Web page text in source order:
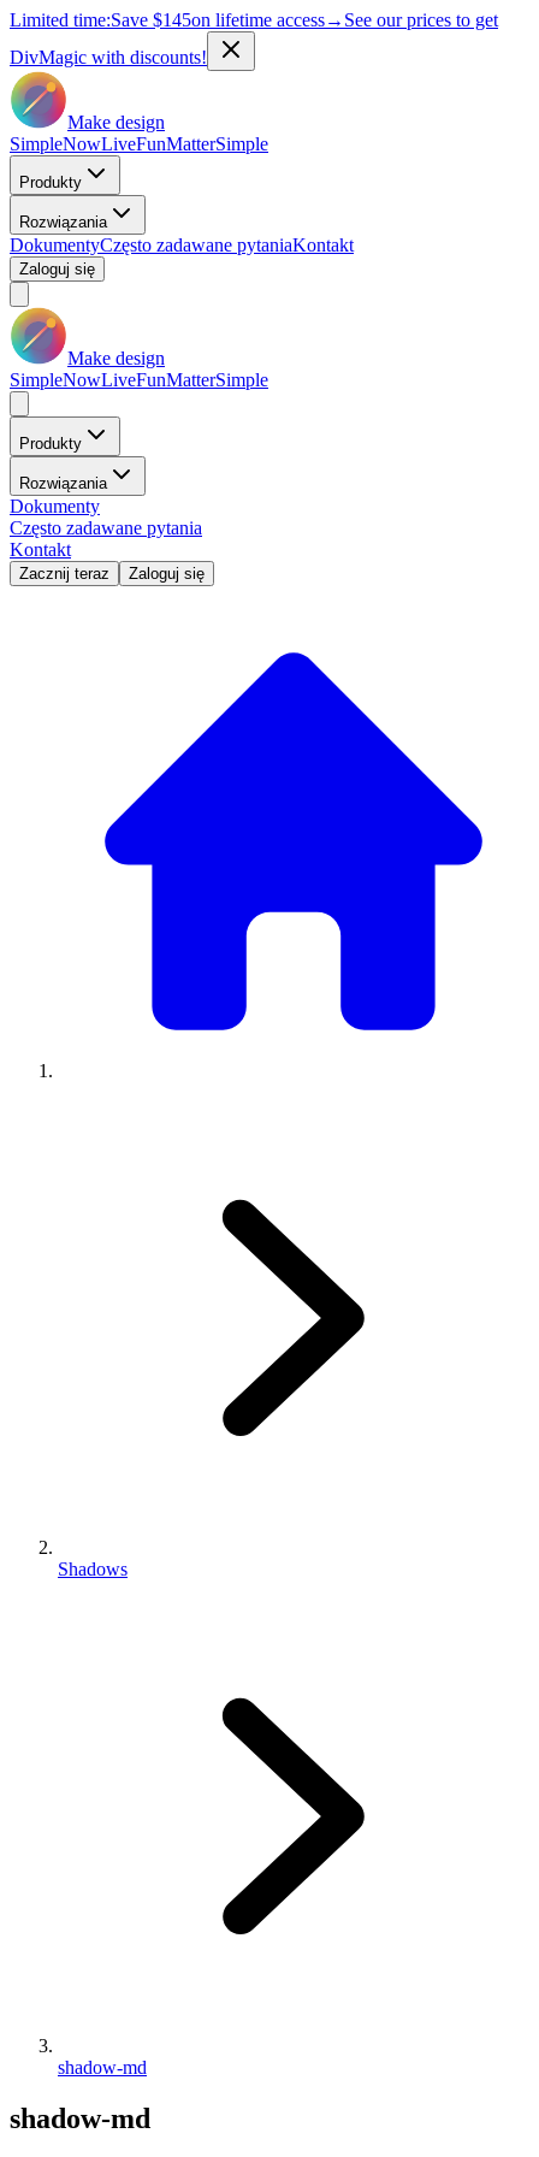
Limited time:Save $145on lifetime access→ See our prices to get
DivMagic with discounts!
Make design
SimpleNowLiveFunMatterSimple
Produkty
Rozwiązania
DokumentyCzęsto zadawane pytaniaKontakt
Zaloguj się
Make design
SimpleNowLiveFunMatterSimple
Produkty
Rozwiązania
Dokumenty
Często zadawane pytania
Kontakt
Zacznij teraz Zaloguj się
Shadows
shadow-md
shadow-md